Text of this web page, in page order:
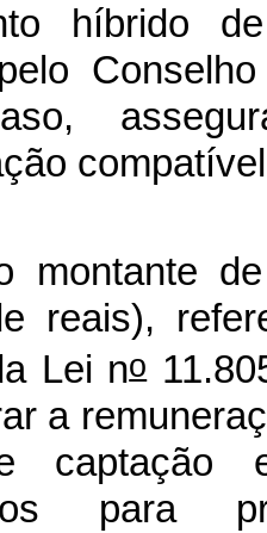
híbrido
de
reais),
Lei no
a
captação
para